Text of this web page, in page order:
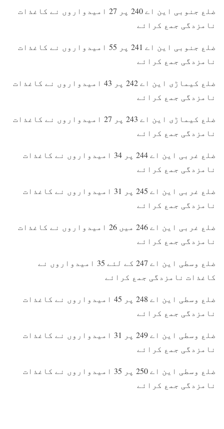
ضلع جنوبی این اے 240 پر 27 امیدواروں نے کاغذات
نامزدگی جمع کرائے
ضلع جنوبی این اے 241 پر 55 امیدواروں نے کاغذات
نامزدگی جمع کرائے
ضلع کیماڑی این اے 242 پر 43 امیدواروں نے کاغذات
نامزدگی جمع کرائے
ضلع کیماڑی این اے 243 پر 27 امیدواروں نے کاغذات
نامزدگی جمع کرائے
ضلع غربی این اے 244 پر 34 امیدواروں نے کاغذات
نامزدگی جمع کرائے
ضلع غربی این اے 245 پر 31 امیدواروں نے کاغذات
نامزدگی جمع کرائے
ضلع غربی این اے 246 میں 26 امیدواروں نے کاغذات
نامزدگی جمع کرائے
ضلع وسطی این اے 247 کے لئے 35 امیدواروں نے
کاغذات نامزدگی جمع کرائے
ضلع وسطی این اے 248 پر 45 امیدواروں نے کاغذات
نامزدگی جمع کرائے
ضلع وسطی این اے 249 پر 31 امیدواروں نے کاغذات
نامزدگی جمع کرائے
ضلع وسطی این اے 250 پر 35 امیدواروں نے کاغذات
نامزدگی جمع کرائے